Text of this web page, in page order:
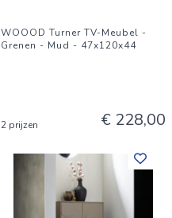
WOOOD Turner TV-Meubel -
Grenen - Mud - 47x120x44
2 prijzen € 228,00